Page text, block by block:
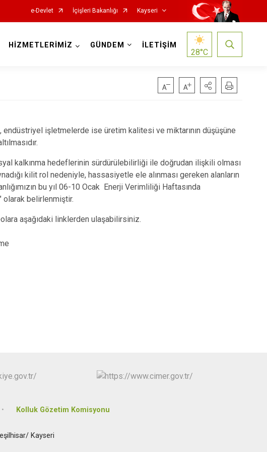
e-Devlet İçişleri Bakanlığı Kayseri
Pınarbaşı
Sarıoğlan
Talas
HİZMETLERİMİZ GÜNDEM İLETİŞİM
28°C
işletmelerde ise üretim kalitesi ve miktarının düşüşüne
kalkınma hedeflerinin sürdürülebilirliği ile doğrudan ilişkili olması
kilit rol nedeniyle, hassasiyetle ele alınması gereken alanların
bu yıl 06-10 Ocak Enerji Verimliliği Haftasında
olarak belirlenmiştir.
aşağıdaki linklerden ulaşabilirsiniz.
Kolluk Gözetim Komisyonu
Kayseri